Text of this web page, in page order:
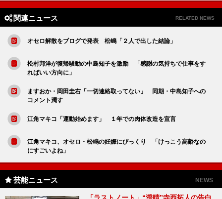
関連ニュース RELATED NEWS
オセロ解散をブログで発表 松嶋「２人で出した結論」
松村邦洋が復帰騒動の中島知子を激励 「感謝の気持ちで仕事をす
ればいい方向に」
ますおか・岡田圭右「一切連絡取ってない」 同期・中島知子への
コメント濁す
江角マキコ「運動始めます」 １年での肉体改造を宣言
江角マキコ、オセロ・松嶋の妊娠にびっくり 「けっこう高齢なの
にすごいよね」
芸能ニュース NEWS